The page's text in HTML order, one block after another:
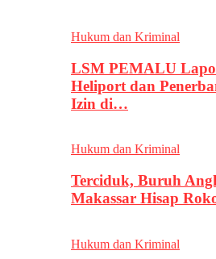
Hukum dan Kriminal
LSM PEMALU
Heliport dan
Izin di…
Hukum dan Kriminal
Terciduk, Buruh
Makassar Hisap
Hukum dan Kriminal